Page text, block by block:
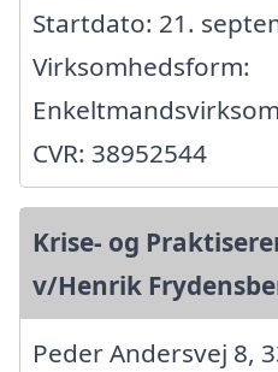
Startdato: 21.
Virksomhedsform:
CVR: 38952544
Krise- og
v/Henrik
Peder Andersvej 8,